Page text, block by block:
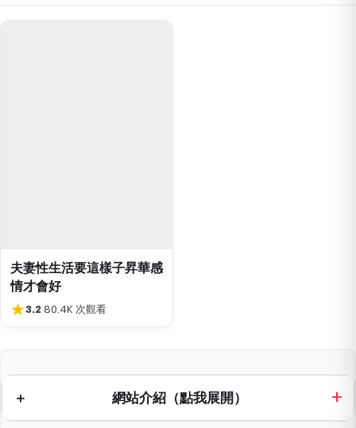
夫妻性生活要這樣子昇華感
情才會好
★3.2·80.4K 次觀看
網站介紹（點我展開）